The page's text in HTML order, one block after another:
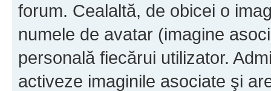
forum. Cealaltă, de obicei o
numele de avatar (imagine
personală fiecărui utilizator.
activeze imaginile asociate şi